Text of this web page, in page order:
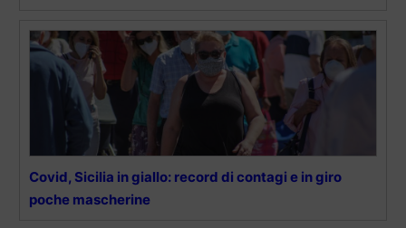
Covid, Sicilia in giallo: record di contagi e in giro
poche mascherine